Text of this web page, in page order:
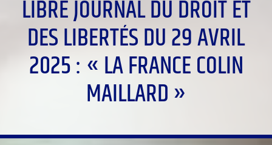
LIBRE JOURNAL DU DROIT ET
DES LIBERTÉS DU 29 AVRIL
2025 : « LA FRANCE COLIN
MAILLARD »